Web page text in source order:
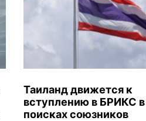
Таиланд движется к
вступлению в БРИКС в
поисках союзников